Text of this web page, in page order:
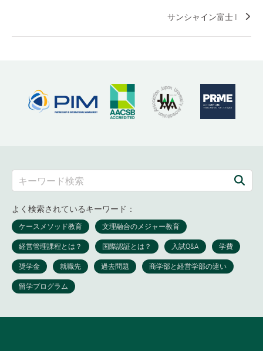
サンシャイン富士 I
よく検索されているキーワード：